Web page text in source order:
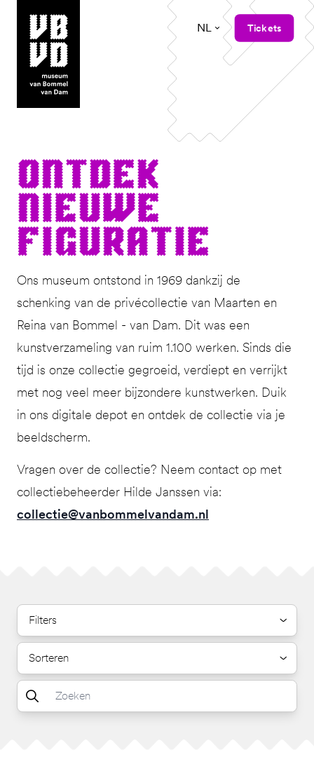
museum van Bommel van Dam
NL Tickets
Ont­dek
Nieuwe
Figuratie
Ons museum ontstond in 1969 dankzij de
schenking van de privécollectie van Maarten en
Reina van Bommel - van Dam. Dit was een
kunstverzameling van ruim 1.100 werken. Sinds die
tijd is onze collectie gegroeid, verdiept en verrijkt
met nog veel meer bijzondere kunstwerken. Duik
in ons digitale depot en ontdek de collectie via je
beeldscherm.
Vragen over de collectie? Neem contact op met
collectiebeheerder Hilde Janssen via:
collectie@vanbommelvandam.nl
Filters
Sorteren